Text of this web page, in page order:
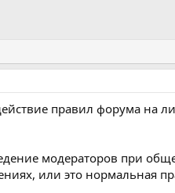
правил форума на
модераторов при
или это нормальная